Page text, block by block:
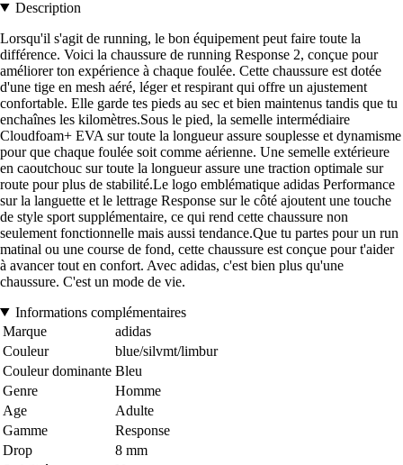
Description
Lorsqu'il s'agit de running, le bon équipement peut faire toute la
différence. Voici la chaussure de running Response 2, conçue pour
améliorer ton expérience à chaque foulée. Cette chaussure est dotée
d'une tige en mesh aéré, léger et respirant qui offre un ajustement
confortable. Elle garde tes pieds au sec et bien maintenus tandis que tu
enchaînes les kilomètres.Sous le pied, la semelle intermédiaire
Cloudfoam+ EVA sur toute la longueur assure souplesse et dynamisme
pour que chaque foulée soit comme aérienne. Une semelle extérieure
en caoutchouc sur toute la longueur assure une traction optimale sur
route pour plus de stabilité.Le logo emblématique adidas Performance
sur la languette et le lettrage Response sur le côté ajoutent une touche
de style sport supplémentaire, ce qui rend cette chaussure non
seulement fonctionnelle mais aussi tendance.Que tu partes pour un run
matinal ou une course de fond, cette chaussure est conçue pour t'aider
à avancer tout en confort. Avec adidas, c'est bien plus qu'une
chaussure. C'est un mode de vie.
Informations complémentaires
Marque
adidas
Couleur
blue/silvmt/limbur
Couleur dominante Bleu
Genre
Homme
Age
Adulte
Gamme
Response
Drop
8 mm